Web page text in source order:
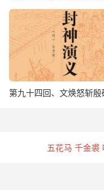
贞烈万年扬。”
话说雷震子、哪吒进
请降。哪吒曰：“俱
子曰：“道兄！你且
恐怕惊了主公。”雷震
也不去赶子牙，子牙
第九十四回、文焕怒斩殷
五花马 千金裘